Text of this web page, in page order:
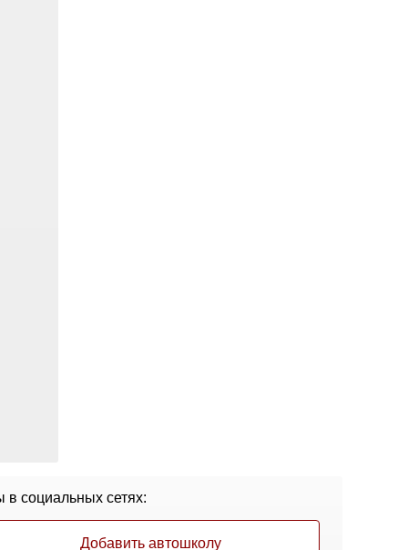
в социальных сетях:
Добавить автошколу